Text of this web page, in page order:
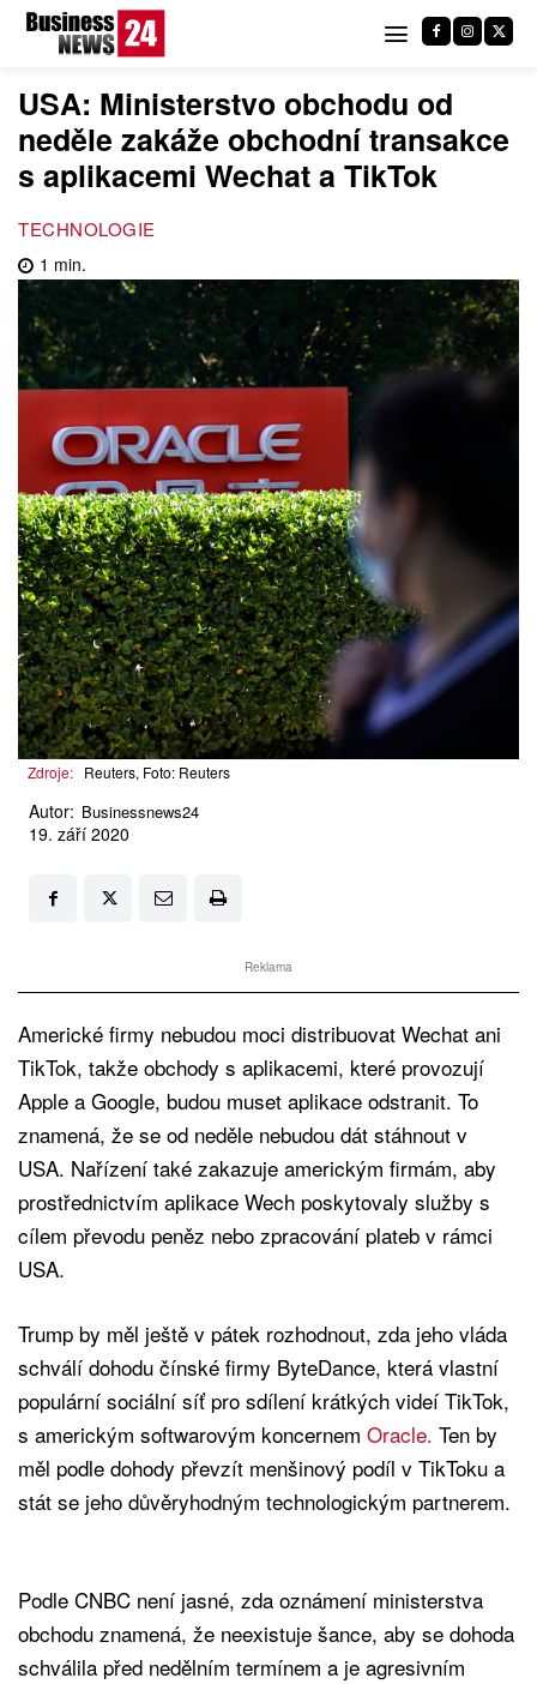
USA: Ministerstvo obchodu od
neděle zakáže obchodní transakce
s aplikacemi Wechat a TikTok
TECHNOLOGIE
1 min.
Zdroje: Reuters, Foto: Reuters
Autor: Businessnews24
19. září 2020
Reklama
Americké firmy nebudou moci distribuovat Wechat ani
TikTok, takže obchody s aplikacemi, které provozují
Apple a Google, budou muset aplikace odstranit. To
znamená, že se od neděle nebudou dát stáhnout v
USA. Nařízení také zakazuje americkým firmám, aby
prostřednictvím aplikace Wech poskytovaly služby s
cílem převodu peněz nebo zpracování plateb v rámci
USA.
Trump by měl ještě v pátek rozhodnout, zda jeho vláda
schválí dohodu čínské firmy ByteDance, která vlastní
populární sociální síť pro sdílení krátkých videí TikTok,
s americkým softwarovým koncernem Oracle. Ten by
měl podle dohody převzít menšinový podíl v TikToku a
stát se jeho důvěryhodným technologickým partnerem.
Podle CNBC není jasné, zda oznámení ministerstva
obchodu znamená, že neexistuje šance, aby se dohoda
schválila před nedělním termínem a je agresivním